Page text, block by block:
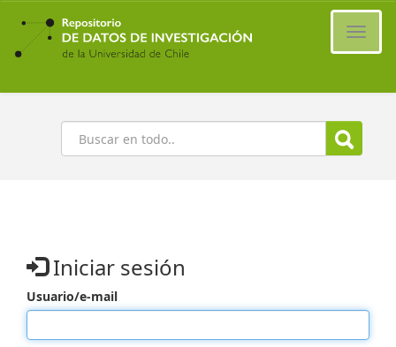
Ir
contenido
principal
Buscar
Iniciar sesión
Usuario/e-mail